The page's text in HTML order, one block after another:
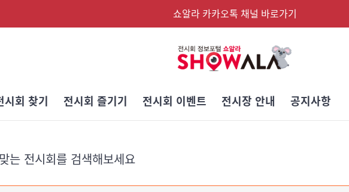
쇼알라 카카오톡 채널 바로가기
시회 찾기 전시회 즐기기 전시회 이벤트 전시장 안내 공지사항
는 전시회를 검색해보세요